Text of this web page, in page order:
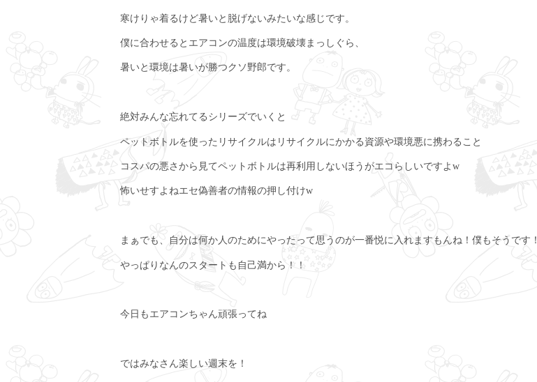
寒けりゃ着るけど暑いと脱げないみたいな感じです。
僕に合わせるとエアコンの温度は環境破壊まっしぐら、
暑いと環境は暑いが勝つクソ野郎です。
絶対みんな忘れてるシリーズでいくと
ペットボトルを使ったリサイクルはリサイクルにかかる資源や環境悪に携わること
コスパの悪さから見てペットボトルは再利用しないほうがエコらしいですよw
怖いせすよねエセ偽善者の情報の押し付けw
まぁでも、自分は何か人のためにやったって思うのが一番悦に入れますもんね！僕もそうです！
やっぱりなんのスタートも自己満から！！
今日もエアコンちゃん頑張ってね
ではみなさん楽しい週末を！